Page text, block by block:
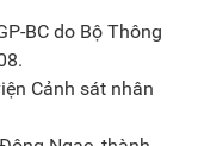
BC do Bộ Thông
Cảnh sát nhân